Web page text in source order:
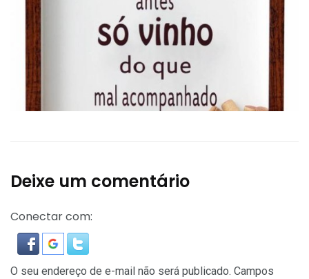
Deixe um comentário
Conectar com:
O seu endereço de e-mail não será publicado. Campos